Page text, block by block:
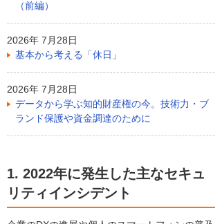
（前編）
2026年 7月28日
基本から考える「休日」
2026年 7月28日
データから学ぶ知的財産権の今。技術力・ブ
ランド保護や資金調達のために
1. 2022年に発生した主なセキュ
リティインシデント